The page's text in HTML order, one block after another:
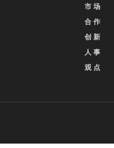
市 场
合 作
创 新
人 事
观 点